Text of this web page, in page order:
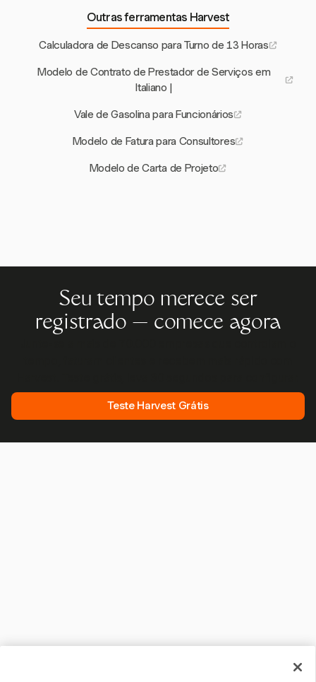
Outras ferramentas Harvest
Calculadora de Descanso para Turno de 13 Horas
Modelo de Contrato de Prestador de Serviços em
Italiano |
Vale de Gasolina para Funcionários
Modelo de Fatura para Consultores
Modelo de Carta de Projeto
Seu tempo merece ser
registrado — comece agora
Teste Harvest Grátis